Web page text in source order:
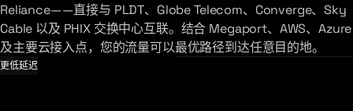
Reliance——直接与 PLDT、Globe Telecom、Converge、Sky
Cable 以及 PHIX 交换中心互联。结合 Megaport、AWS、Azure
及主要云接入点，您的流量可以最优路径到达任意目的地。
更低延迟